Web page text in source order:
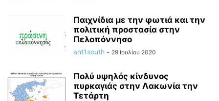
Παιχνίδια με την φωτιά και την
πολιτική προστασία στην
Πελοπόννησο
ant1south - 29 Ιουλίου 2020
Πολύ υψηλός κίνδυνος
πυρκαγιάς στην Λακωνία την
Τετάρτη